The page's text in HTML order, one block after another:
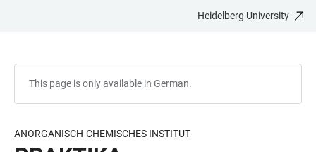
Heidelberg University
This page is only available in German.
ANORGANISCH-CHEMISCHES INSTITUT